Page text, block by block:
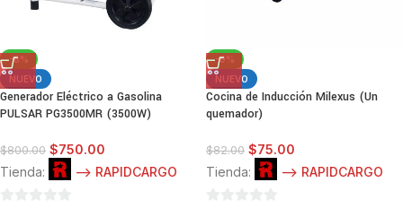
-6%
NUEVO
Generador Eléctrico a Gasolina
PULSAR PG3500MR (3500W)
$800.00 $750.00
Tienda:
--> RAPIDCARGO
-9%
NUEVO
Cocina de Inducción Milexus (Un
quemador)
$82.00 $75.00
Tienda:
--> RAPIDCARGO